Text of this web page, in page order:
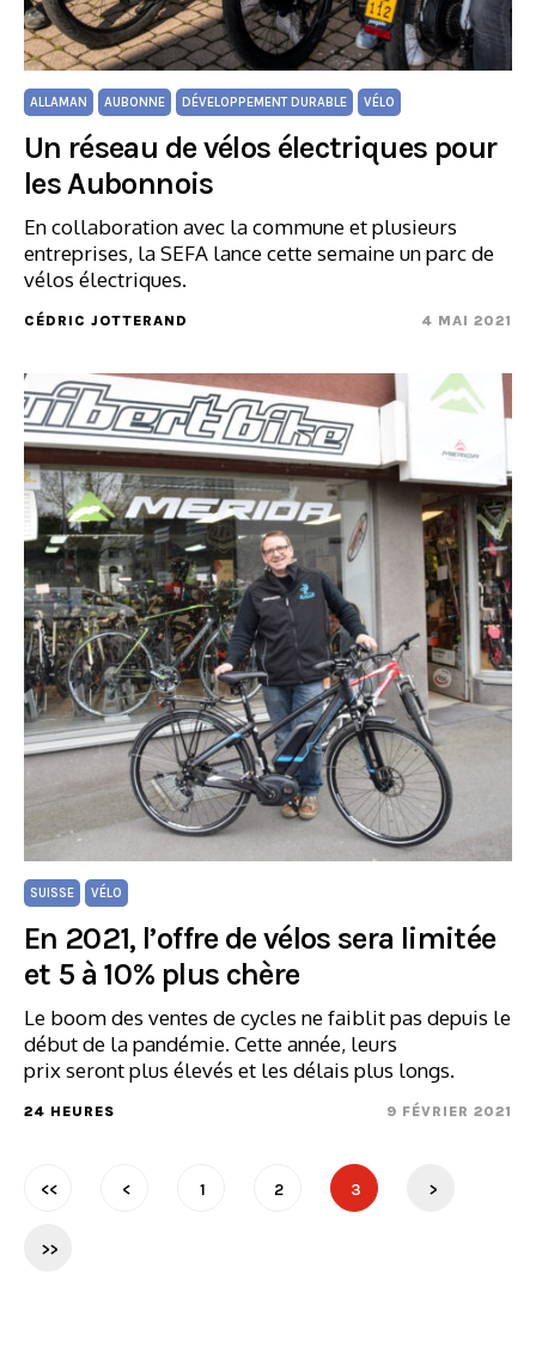
ALLAMAN AUBONNE DÉVELOPPEMENT DURABLE VÉLO
Un réseau de vélos électriques pour
les Aubonnois
En collaboration avec la commune et plusieurs
entreprises, la SEFA lance cette semaine un parc de
vélos électriques.
CÉDRIC JOTTERAND 4 MAI 2021
SUISSE VÉLO
En 2021, l’offre de vélos sera limitée
et 5 à 10% plus chère
Le boom des ventes de cycles ne faiblit pas depuis le
début de la pandémie. Cette année, leurs
prix seront plus élevés et les délais plus longs.
24 HEURES 9 FÉVRIER 2021
<< < 1 2 3 >
>>